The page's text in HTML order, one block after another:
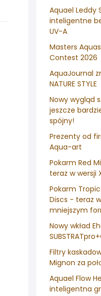
Aquael Leddy
inteligentne
UV-A
Masters
Contest 2026
AquaJournal
NATURE STYLE
Nowy wygląd
jeszcze
spójny!
Prezenty od
Aqua-art
Pokarm Red
teraz w wersji
Pokarm
Discs - teraz
mniejszym
Nowy wkład
Filtry
Mignon za
Aquael Flow
inteligentna